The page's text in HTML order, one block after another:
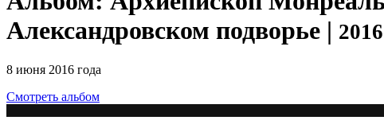
Александровском подворье |
8 июня 2016 года
Смотреть альбом